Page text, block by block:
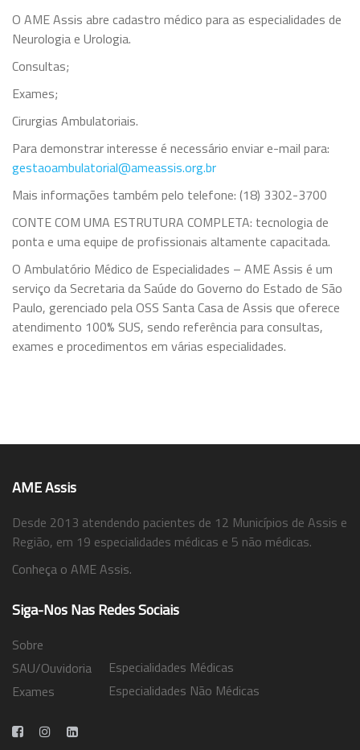
O AME Assis abre cadastro médico para as especialidades de
Neurologia e Urologia.
Consultas;
Exames;
Cirurgias Ambulatoriais.
Para demonstrar interesse é necessário enviar e-mail para:
gestaoambulatorial@ameassis.org.br
Mais informações também pelo telefone: (18) 3302-3700
CONTE COM UMA ESTRUTURA COMPLETA: tecnologia de
ponta e uma equipe de profissionais altamente capacitada.
O Ambulatório Médico de Especialidades – AME Assis é um
serviço da Secretaria da Saúde do Governo do Estado de São
Paulo, gerenciado pela OSS Santa Casa de Assis que oferece
atendimento 100% SUS, sendo referência para consultas,
exames e procedimentos em várias especialidades.
AME Assis
Desde 2013 atendendo pacientes de 12 Municípios de Assis e
Região, em 19 especialidades médicas e 5 não médicas.
Conheça o AME Assis.
Siga-Nos Nas Redes Sociais
Sobre
SAU/Ouvidoria
Exames
Especialidades Médicas
Especialidades Não Médicas